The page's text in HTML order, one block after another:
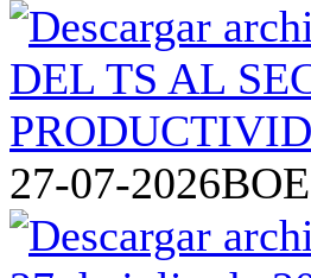
27-07-2026